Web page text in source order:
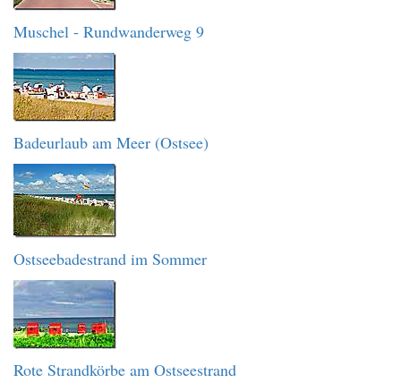
Muschel - Rundwanderweg 9
Badeurlaub am Meer (Ostsee)
Ostseebadestrand im Sommer
Rote Strandkörbe am Ostseestrand